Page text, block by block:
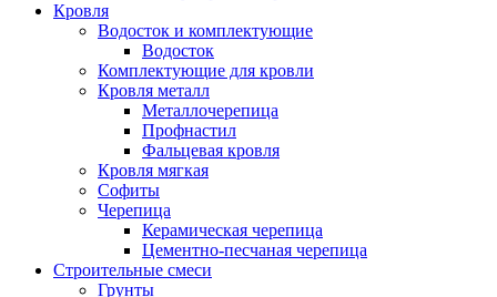
Кровля
Водосток и комплектующие
Водосток
Комплектующие для кровли
Кровля металл
Металлочерепица
Профнастил
Фальцевая кровля
Кровля мягкая
Софиты
Черепица
Керамическая черепица
Цементно-песчаная черепица
Строительные смеси
Грунты